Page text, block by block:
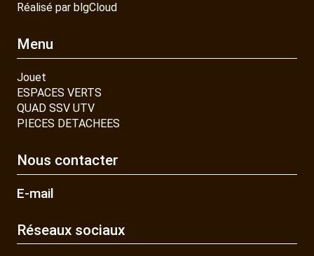
Réalisé par blgCloud
Menu
Jouet
ESPACES VERTS
QUAD SSV UTV
PIECES DETACHEES
Nous contacter
E-mail
Réseaux sociaux